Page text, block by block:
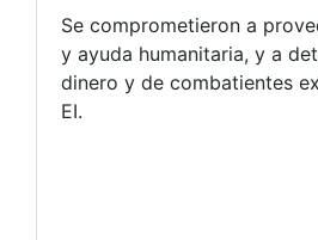
Se comprometieron a
y ayuda humanitaria, y a
dinero y de combatientes
EI.